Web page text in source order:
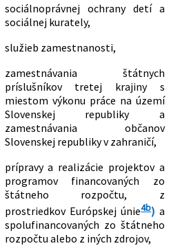
nariadenia vlády Slovenskej republiky č.
144/2022 Z. z.
Nariadenie vlády Slovenskej republiky,
Slovenskej republiky č. 93/2022 Z. z. o
niektorých opatreniach v oblasti
sociálnych vecí, rodiny a služieb
zamestnanosti v čase mimoriadnej
situácie, núdzového stavu alebo
výnimočného stavu vyhláseného v
súvislosti s hromadným prílevom
cudzincov na územie Slovenskej
republiky spôsobeným ozbrojeným
konfliktom na území Ukrajiny v znení
neskorších predpisov
Nariadenie vlády Slovenskej republiky,
sociálnoprávnej ochrany detí a
sociálnej kurately,
služieb zamestnanosti,
zamestnávania štátnych
príslušníkov tretej krajiny s
miestom výkonu práce na území
Slovenskej republiky a
zamestnávania občanov
Slovenskej republiky v zahraničí,
prípravy a realizácie projektov a
programov financovaných zo
štátneho rozpočtu, z
prostriedkov Európskej únie4b) a
spolufinancovaných zo štátneho
rozpočtu alebo z iných zdrojov,